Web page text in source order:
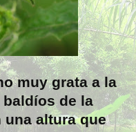
muy grata a la
de la
altura que